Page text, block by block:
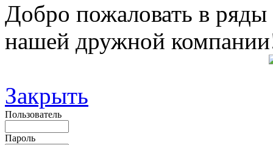
Добро пожаловать в ряды
нашей дружной
Закрыть
Пользователь
Пароль